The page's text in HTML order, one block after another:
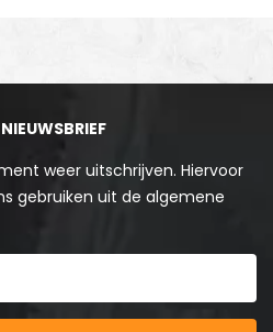
weer uitschrijven. Hiervoor
gebruiken uit de algemene